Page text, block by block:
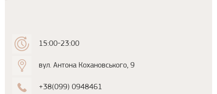
15:00-23:00
вул. Антона Кохановського, 9
+38(099) 0948461